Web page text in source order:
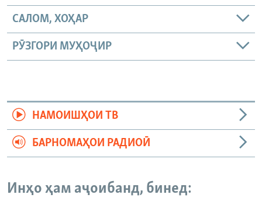
САЛОМ, ХОҲАР
РӮЗГОРИ МУҲОҶИР
НАМОИШҲОИ ТВ
БАРНОМАҲОИ РАДИОӢ
Инҳо ҳам аҷоибанд, бинед: